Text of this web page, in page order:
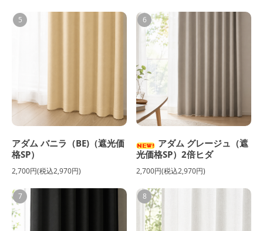
5
アダム バニラ（BE)（遮光価
格SP）
2,700円(税込2,970円)
6
アダム グレージュ（遮
光価格SP）2倍ヒダ
2,700円(税込2,970円)
7 8